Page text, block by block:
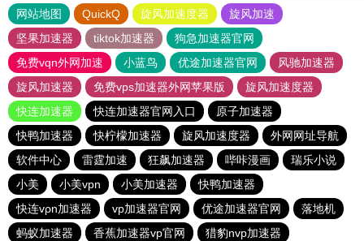
网站地图 QuickQ 旋风加速度器
旋风加速
坚果加速器
tiktok加速器
狗急加速器官网
免费vqn外网加速
小蓝鸟 优途加速器官网
风驰加速器
旋风加速器
免费vps加速器外网苹果版
旋风加速度器
快连加速器
快连加速器官网入口
原子加速器
快鸭加速器
快柠檬加速器 旋风加速度器
外网网址导航
软件中心
雷霆加速 狂飙加速器 哔咔漫画
瑞乐小说
小美
小美vpn 小美加速器
快鸭加速器
快连vρn加速器
vp加速器官网 优途加速器官网
落地机
蚂蚁加速器
香蕉加速器vp官网
猎豹nvp加速器